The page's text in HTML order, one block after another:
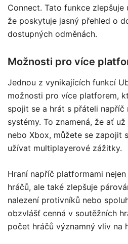
Connect. Tato funkce
že poskytuje jasný přehled o
dostupných odměnách.
Možnosti pro více
Jednou z vynikajících funkcí
možnosti pro více platforem,
spojit se a hrát s přáteli napříč
systémy. To znamená, že ať
nebo Xbox, můžete se zapojit
užívat multiplayerové zážitky.
Hraní napříč platformami
hráčů, ale také zlepšuje
nalezení protivníků nebo
obzvlášť cenná v soutěžních
počet hráčů významný vliv na